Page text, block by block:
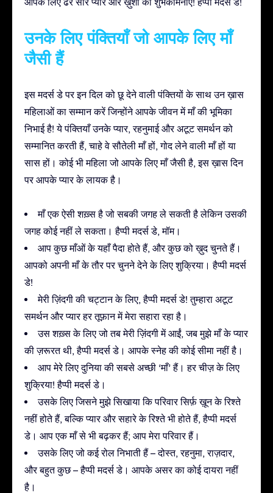
उनके लिए पंक्तियाँ जो आपके लिए माँ
जैसी हैं
इस मदर्स डे पर इन दिल को छू देने वाली पंक्तियों के साथ उन ख़ास
महिलाओं का सम्मान करें जिन्होंने आपके जीवन में माँ की भूमिका
निभाई है! ये पंक्तियाँ उनके प्यार, रहनुमाई और अटूट समर्थन को
सम्मानित करती हैं, चाहे वे सौतेली माँ हों, गोद लेने वाली माँ हों या
सास हों। कोई भी महिला जो आपके लिए माँ जैसी है, इस ख़ास दिन
पर आपके प्यार के लायक है।
माँ एक ऐसी शख़्स है जो सबकी जगह ले सकती है लेकिन उसकी
जगह कोई नहीं ले सकता। हैप्पी मदर्स डे, मॉम।
आप कुछ माँओं के यहाँ पैदा होते हैं, और कुछ को ख़ुद चुनते हैं।
आपको अपनी माँ के तौर पर चुनने देने के लिए शुक्रिया। हैप्पी मदर्स
डे!
मेरी ज़िंदगी की चट्टान के लिए, हैप्पी मदर्स डे! तुम्हारा अटूट
समर्थन और प्यार हर तूफ़ान में मेरा सहारा रहा है।
उस शख़्स के लिए जो तब मेरी ज़िंदगी में आईं, जब मुझे माँ के प्यार
की ज़रूरत थी, हैप्पी मदर्स डे। आपके स्नेह की कोई सीमा नहीं है।
आप मेरे लिए दुनिया की सबसे अच्छी ‘माँ’ हैं। हर चीज़ के लिए
शुक्रिया! हैप्पी मदर्स डे।
उसके लिए जिसने मुझे सिखाया कि परिवार सिर्फ़ ख़ून के रिश्ते
नहीं होते हैं, बल्कि प्यार और सहारे के रिश्ते भी होते हैं, हैप्पी मदर्स
डे। आप एक माँ से भी बढ़कर हैं; आप मेरा परिवार हैं।
उसके लिए जो कई रोल निभाती हैं – दोस्त, रहनुमा, राज़दार,
और बहुत कुछ – हैप्पी मदर्स डे। आपके असर का कोई दायरा नहीं
है।